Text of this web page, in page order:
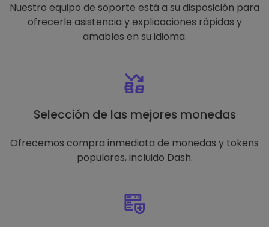
Nuestro equipo de soporte está a su disposición para
ofrecerle asistencia y explicaciones rápidas y
amables en su idioma.
Selección de las mejores monedas
Ofrecemos compra inmediata de monedas y tokens
populares, incluido Dash.